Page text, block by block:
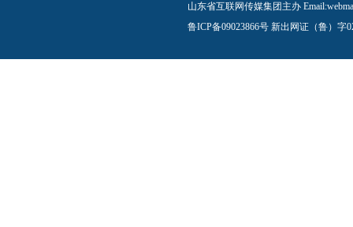
山东省互联网传媒集团主办 Email:
鲁ICP备09023866号 新出网证（鲁）字